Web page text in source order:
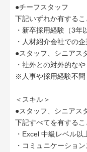
●チーフスタッフ
下記いずれか有するこ
・新卒採用経験（3年
・人材紹介会社での
●スタッフ、シニアス
・社外との対外的な
※人事や採用経験不問
＜スキル＞
●スタッフ、シニアス
下記すべてを有するこ
・Excel 中級レベル以
・コミュニケーショ